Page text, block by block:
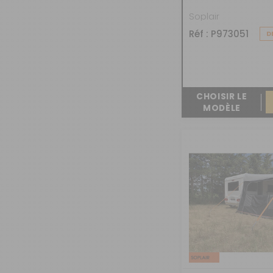
Soplair
Réf : P973051
CHOISIR LE
MODÈLE